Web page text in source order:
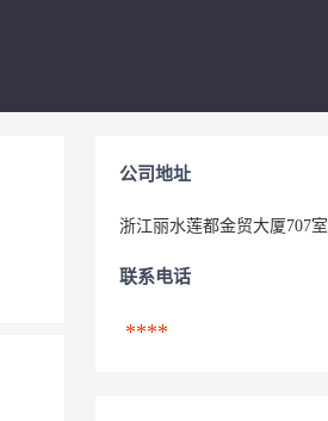
公司地址
浙江丽水莲都金贸大厦707室
联系电话
****